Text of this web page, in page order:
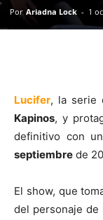
Por Ariadna Lock - 1
Lucifer, la serie
Kapinos, y
definitivo con
septiembre de
El show, que
del personaje de